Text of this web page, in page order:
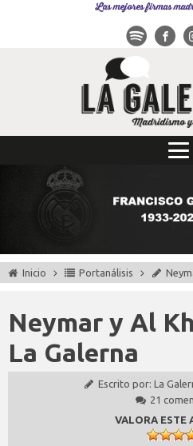
Las mejores firmas
Inicio Portanálisis
Neymar y Al
La Galerna
Escrito por: La
21
VALORA ESTE